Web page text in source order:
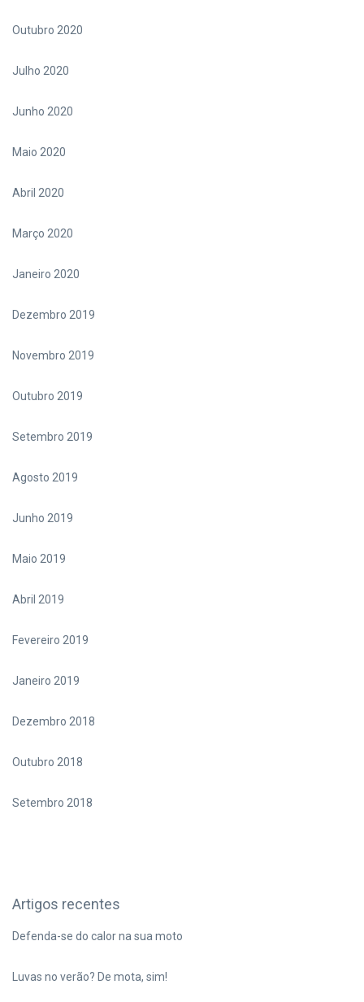
Outubro 2020
Julho 2020
Junho 2020
Maio 2020
Abril 2020
Março 2020
Janeiro 2020
Dezembro 2019
Novembro 2019
Outubro 2019
Setembro 2019
Agosto 2019
Junho 2019
Maio 2019
Abril 2019
Fevereiro 2019
Janeiro 2019
Dezembro 2018
Outubro 2018
Setembro 2018
Artigos recentes
Defenda-se do calor na sua moto
Luvas no verão? De mota, sim!